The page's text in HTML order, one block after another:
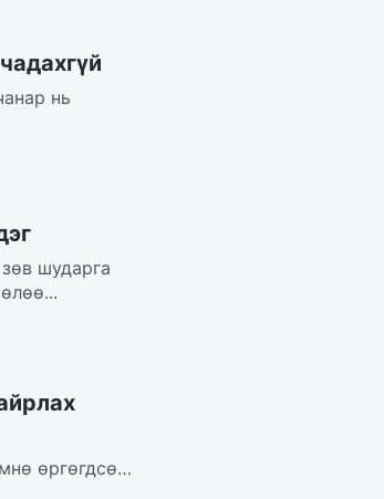
нь
шударга
өргөгдсөн.